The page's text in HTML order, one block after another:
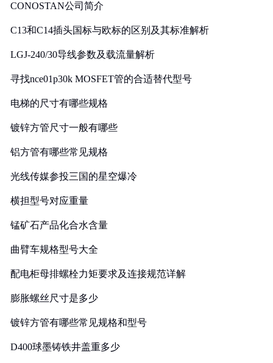
CONOSTAN公司简介
C13和C14插头国标与欧标的区别及其标准解析
LGJ-240/30导线参数及载流量解析
寻找nce01p30k MOSFET管的合适替代型号
电梯的尺寸有哪些规格
镀锌方管尺寸一般有哪些
铝方管有哪些常见规格
光线传媒参投三国的星空爆冷
横担型号对应重量
锰矿石产品化合水含量
曲臂车规格型号大全
配电柜母排螺栓力矩要求及连接规范详解
膨胀螺丝尺寸是多少
镀锌方管有哪些常见规格和型号
D400球墨铸铁井盖重多少